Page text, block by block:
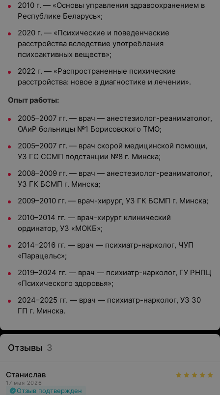
2010 г. — «Основы управления здравоохранением в
Республике Беларусь»;
2020 г. — «Психические и поведенческие
расстройства вследствие употребления
психоактивных веществ»;
2022 г. — «Распространенные психические
расстройства: новое в диагностике и лечении».
Опыт работы:
2005–2007 гг. — врач — анестезиолог-реаниматолог,
ОАиР больницы №1 Борисовского ТМО;
2005–2007 гг. — врач скорой медицинской помощи,
УЗ ГС ССМП подстанции №8 г. Минска;
2008–2009 гг. — врач — анестезиолог-реаниматолог,
УЗ ГК БСМП г. Минска;
2009–2010 гг. — врач-хирург, УЗ ГК БСМП г. Минска;
2010–2014 гг. — врач-хирург клинический
ординатор, УЗ «МОКБ»;
2014–2016 гг. — врач — психиатр-нарколог, ЧУП
«Парацельс»;
2019–2024 гг. — врач — психиатр-нарколог, ГУ РНПЦ
«Психического здоровья»;
2024–2025 гг. — врач — психиатр-нарколог, УЗ 30
ГП г. Минска.
Отзывы 3
Станислав
17 мая 2026
Отзыв подтвержден